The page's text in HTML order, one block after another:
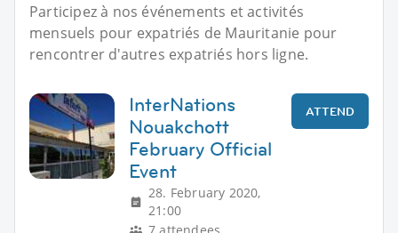
Participez à nos événements et activités
mensuels pour expatriés de Mauritanie pour
rencontrer d'autres expatriés hors ligne.
InterNations
Nouakchott
February Official
Event
28. February 2020,
21:00
ATTEND